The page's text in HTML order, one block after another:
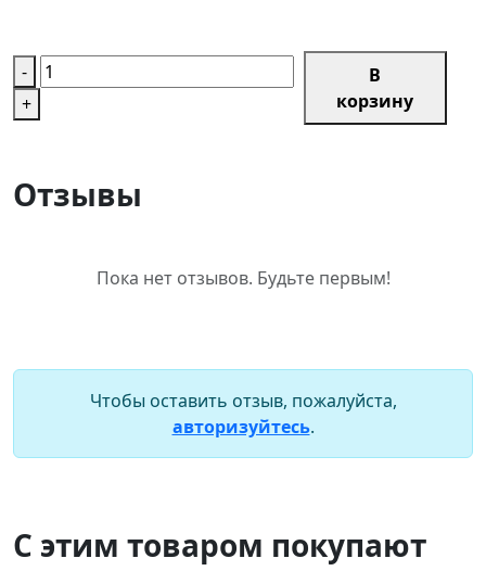
-
+
В
корзину
Отзывы
Пока нет отзывов. Будьте первым!
Чтобы оставить отзыв, пожалуйста,
авторизуйтесь.
С этим товаром покупают